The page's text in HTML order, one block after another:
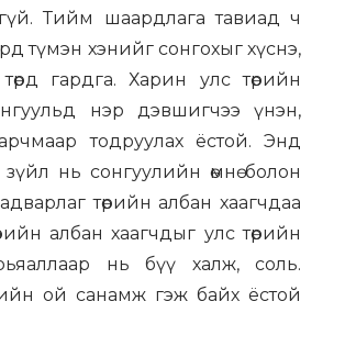
Тийм шаардлага тавиад ч
түмэн хэнийг сонгохыг хүснэ,
гардга. Харин улс төрийн
нэр дэвшигчээ үнэн,
тодруулах ёстой. Энд
зүйл нь сонгуулийн өмнө болон
төрийн албан хаагчдаа
албан хаагчдыг улс төрийн
нь бүү халж, соль.
ой санамж гэж байх ёстой